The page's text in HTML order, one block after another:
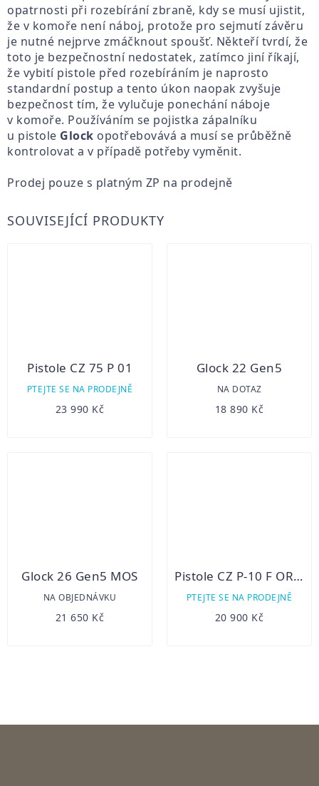
opatrnosti při rozebírání zbraně, kdy se musí ujistit,
že v komoře není náboj, protože pro sejmutí závěru
je nutné nejprve zmáčknout spoušť. Někteří tvrdí, že
toto je bezpečnostní nedostatek, zatímco jiní říkají,
že vybití pistole před rozebíráním je naprosto
standardní postup a tento úkon naopak zvyšuje
bezpečnost tím, že vylučuje ponechání náboje
v komoře. Používáním se pojistka zápalníku
u pistole Glock opotřebovává a musí se průběžně
kontrolovat a v případě potřeby vyměnit.
Prodej pouze s platným ZP na prodejně
SOUVISEJÍCÍ PRODUKTY
Pistole CZ 75 P 01
PTEJTE SE NA PRODEJNĚ
23 990 Kč
Glock 22 Gen5
NA DOTAZ
18 890 Kč
Glock 26 Gen5 MOS
NA OBJEDNÁVKU
21 650 Kč
Pistole CZ P-10 F OR SR 9mm Luger
PTEJTE SE NA PRODEJNĚ
20 900 Kč